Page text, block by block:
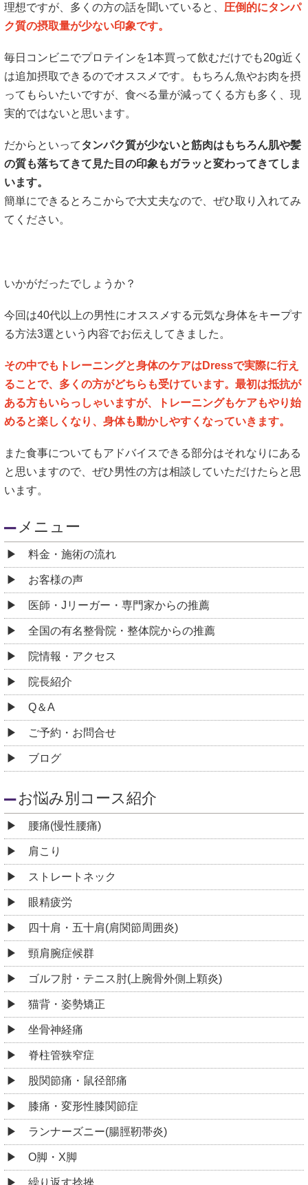
理想ですが、多くの方の話を聞いていると、 圧倒的にタンパ
ク質の摂取量が少ない印象です。
毎日コンビニでプロテインを1本買って飲むだけでも20g近く
は追加摂取できるのでオススメです。もちろん魚やお肉を摂
ってもらいたいですが、食べる量が減ってくる方も多く、現
実的ではないと思います。
だからといってタンパク質が少ないと筋肉はもちろん肌や髪
の質も落ちてきて見た目の印象もガラッと変わってきてしま
います。
簡単にできるとろこからで大丈夫なので、ぜひ取り入れてみ
てください。
いかがだったでしょうか？
今回は40代以上の男性にオススメする元気な身体をキープす
る方法3選という内容でお伝えしてきました。
その中でもトレーニングと身体のケアはDressで実際に行え
ることで、多くの方がどちらも受けています。最初は抵抗が
ある方もいらっしゃいますが、トレーニングもケアもやり始
めると楽しくなり、身体も動かしやすくなっていきます。
また食事についてもアドバイスできる部分はそれなりにある
と思いますので、ぜひ男性の方は相談していただけたらと思
います。
メニュー
料金・施術の流れ
お客様の声
医師・Jリーガー・専門家からの推薦
全国の有名整骨院・整体院からの推薦
院情報・アクセス
院長紹介
Q＆A
ご予約・お問合せ
ブログ
お悩み別コース紹介
腰痛(慢性腰痛)
肩こり
ストレートネック
眼精疲労
四十肩・五十肩(肩関節周囲炎)
頸肩腕症候群
ゴルフ肘・テニス肘(上腕骨外側上顆炎)
猫背・姿勢矯正
坐骨神経痛
脊柱管狭窄症
股関節痛・鼠径部痛
膝痛・変形性膝関節症
ランナーズニー(腸脛靭帯炎)
O脚・X脚
繰り返す捻挫